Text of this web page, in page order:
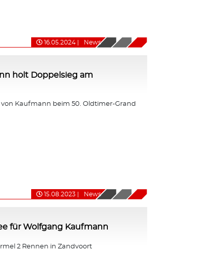
16.05.2024 News
holt Doppelsieg am
Kaufmann beim 50. Oldtimer-Grand
15.08.2023 News
für Wolfgang Kaufmann
2 Rennen in Zandvoort